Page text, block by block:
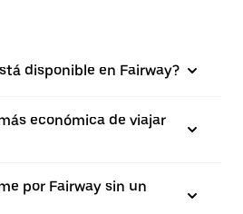
disponible en Fairway?
económica de viajar
por Fairway sin un